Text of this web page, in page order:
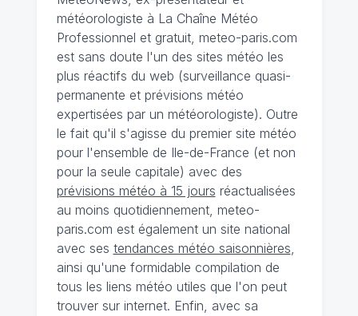
météorologiste à La Chaîne Météo
Professionnel et gratuit, meteo-paris.com
est sans doute l'un des sites météo les
plus réactifs du web (surveillance quasi-
permanente et prévisions météo
expertisées par un météorologiste). Outre
le fait qu'il s'agisse du premier site météo
pour l'ensemble de Ile-de-France (et non
pour la seule capitale) avec des
prévisions météo à 15 jours réactualisées
au moins quotidiennement, meteo-
paris.com est également un site national
avec ses tendances météo saisonnières,
ainsi qu'une formidable compilation de
tous les liens météo utiles que l'on peut
trouver sur internet. Enfin, avec sa